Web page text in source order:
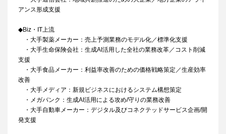
アンス形成支援
◆Biz・IT上流
・大手製薬メーカー：売上予測業務のモデル化／標準化支援
・大手生命保険会社：生成AI活用した全社の業務改革／コスト削減
支援
・大手食品メーカー：利益率改善のための価格戦略策定／生産効率
改善
・大手メディア：新規ビジネスにおけるシステム構想策定
・メガバンク：生成AI活用による攻め/守りの業務改善
・大手自動車メーカー：デジタル及びコネクテッドサービス企画/開
発支援​